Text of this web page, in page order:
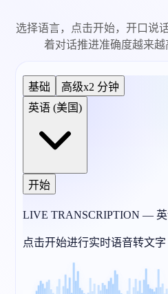
选择语言，点击开始，开口说
着对话推进准确度越来越